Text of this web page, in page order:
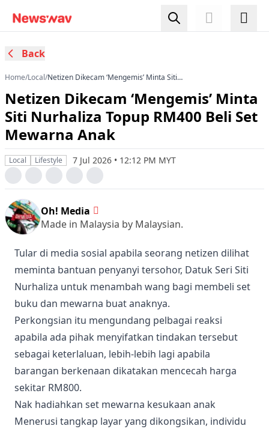
Back
Home/Local/Netizen Dikecam ‘Mengemis’ Minta Siti
Netizen Dikecam ‘Mengemis’ Minta
Siti Nurhaliza Topup RM400 Beli Set
Mewarna Anak
Local Lifestyle 7 Jul 2026 • 12:12 PM MYT
Oh! Media
Made in Malaysia by Malaysian.
Tular di media sosial apabila seorang netizen dilihat
meminta bantuan penyanyi tersohor, Datuk Seri Siti
Nurhaliza untuk menambah wang bagi membeli set
buku dan mewarna buat anaknya.
Perkongsian itu mengundang pelbagai reaksi
apabila ada pihak menyifatkan tindakan tersebut
sebagai keterlaluan, lebih-lebih lagi apabila
barangan berkenaan dikatakan mencecah harga
sekitar RM800.
Nak hadiahkan set mewarna kesukaan anak
Menerusi tangkap layar yang dikongsikan, individu